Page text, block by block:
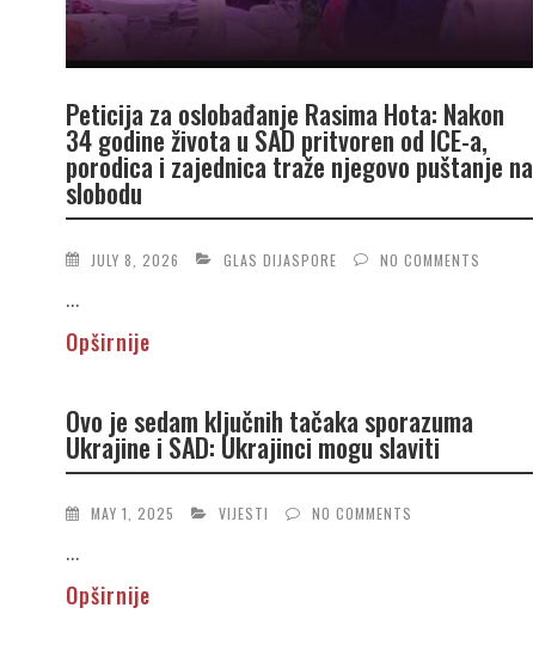
Peticija za oslobađanje Rasima Hota: Nakon
34 godine života u SAD pritvoren od ICE-a,
porodica i zajednica traže njegovo puštanje na
slobodu
JULY 8, 2026 GLAS DIJASPORE NO COMMENTS
...
Opširnije
Ovo je sedam ključnih tačaka sporazuma
Ukrajine i SAD: Ukrajinci mogu slaviti
MAY 1, 2025 VIJESTI NO COMMENTS
...
Opširnije